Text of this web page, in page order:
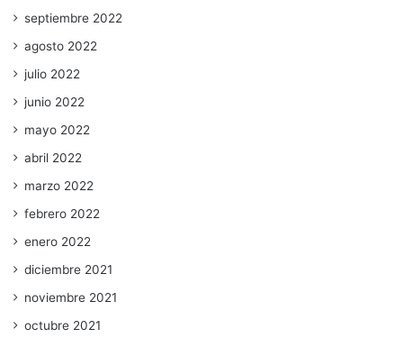
septiembre 2022
agosto 2022
julio 2022
junio 2022
mayo 2022
abril 2022
marzo 2022
febrero 2022
enero 2022
diciembre 2021
noviembre 2021
octubre 2021